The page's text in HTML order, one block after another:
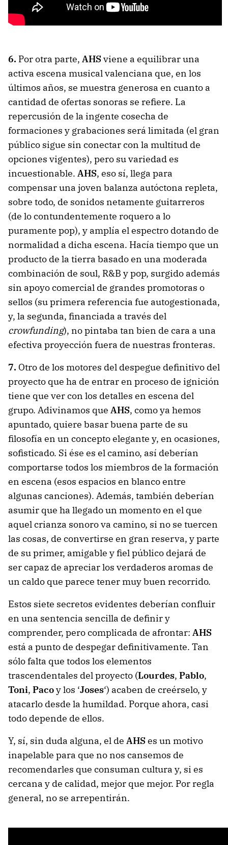
6. Por otra parte, AHS viene a equilibrar una
activa escena musical valenciana que, en los
últimos años, se muestra generosa en cuanto a
cantidad de ofertas sonoras se refiere. La
repercusión de la ingente cosecha de
formaciones y grabaciones será limitada (el gran
público sigue sin conectar con la multitud de
opciones vigentes), pero su variedad es
incuestionable. AHS, eso sí, llega para
compensar una joven balanza autóctona repleta,
sobre todo, de sonidos netamente guitarreros
(de lo contundentemente roquero a lo
puramente pop), y amplía el espectro dotando de
normalidad a dicha escena. Hacía tiempo que un
producto de la tierra basado en una moderada
combinación de soul, R&B y pop, surgido además
sin apoyo comercial de grandes promotoras o
sellos (su primera referencia fue autogestionada,
y, la segunda, financiada a través del
crowfunding), no pintaba tan bien de cara a una
efectiva proyección fuera de nuestras fronteras.
7. Otro de los motores del despegue definitivo del
proyecto que ha de entrar en proceso de ignición
tiene que ver con los detalles en escena del
grupo. Adivinamos que AHS, como ya hemos
apuntado, quiere basar buena parte de su
filosofía en un concepto elegante y, en ocasiones,
sofisticado. Si ése es el camino, así deberían
comportarse todos los miembros de la formación
en escena (esos espacios en blanco entre
algunas canciones). Además, también deberían
asumir que ha llegado un momento en el que
aquel crianza sonoro va camino, si no se tuercen
las cosas, de convertirse en gran reserva, y parte
de su primer, amigable y fiel público dejará de
ser capaz de apreciar los verdaderos aromas de
un caldo que parece tener muy buen recorrido.
Estos siete secretos evidentes deberían confluir
en una sentencia sencilla de definir y
comprender, pero complicada de afrontar: AHS
está a punto de despegar definitivamente. Tan
sólo falta que todos los elementos
trascendentales del proyecto (Lourdes, Pablo,
Toni, Pacoy los ‘Joses‘) acaben de creérselo, y
atacarlo desde la humildad. Porque ahora, casi
todo depende de ellos.
Y, sí, sin duda alguna, el de AHS es un motivo
inapelable para que no nos cansemos de
recomendarles que consuman cultura y, si es
cercana y de calidad, mejor que mejor. Por regla
general, no se arrepentirán.